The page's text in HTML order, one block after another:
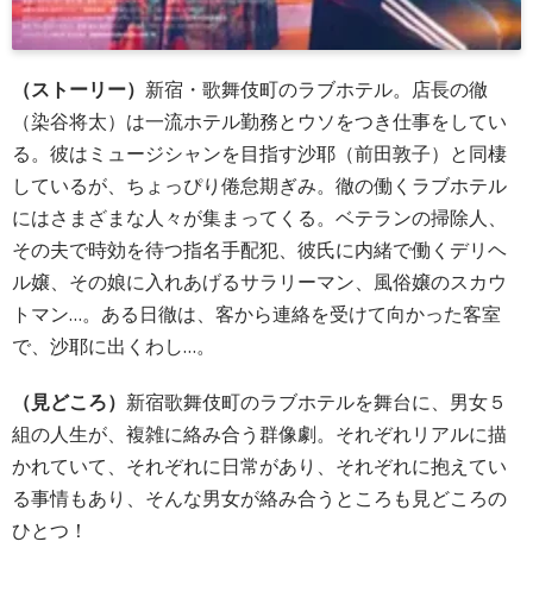
（ストーリー） 新宿・歌舞伎町のラブホテル。店長の徹
（染谷将太）は一流ホテル勤務とウソをつき仕事をしてい
る。彼はミュージシャンを目指す沙耶（前田敦子）と同棲
しているが、ちょっぴり倦怠期ぎみ。徹の働くラブホテル
にはさまざまな人々が集まってくる。ベテランの掃除人、
その夫で時効を待つ指名手配犯、彼氏に内緒で働くデリヘ
ル嬢、その娘に入れあげるサラリーマン、風俗嬢のスカウ
トマン…。ある日徹は、客から連絡を受けて向かった客室
で、沙耶に出くわし…。
（見どころ） 新宿歌舞伎町のラブホテルを舞台に、男女５
組の人生が、複雑に絡み合う群像劇。それぞれリアルに描
かれていて、それぞれに日常があり、それぞれに抱えてい
る事情もあり、そんな男女が絡み合うところも見どころの
ひとつ！